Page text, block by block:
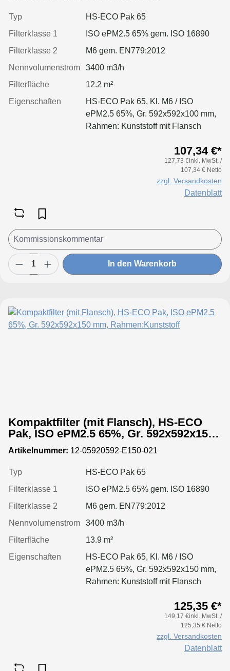
Typ
HS-ECO Pak 65
Filterklasse 1
ISO ePM2.5 65% gem. ISO 16890
Filterklasse 2
M6 gem. EN779:2012
Nennvolumenstrom
3400 m3/h
Filterfläche
12.2 m²
Eigenschaften
HS-ECO Pak 65, Kl. M6 / ISO
ePM2.5 65%, Gr. 592x592x100 mm,
Rahmen: Kunststoff mit Flansch
107,34 €*
127,73 €inkl. MwSt. /
107,34 € Netto
zzgl. Versandkosten
Datenblatt
In den Warenkorb
Kompaktfilter (mit Flansch), HS-ECO
Pak, ISO ePM2.5 65%, Gr. 592x592x150
mm, Rahmen:Kunststoff
Artikelnummer: 12-05920592-E150-021
Typ
HS-ECO Pak 65
Filterklasse 1
ISO ePM2.5 65% gem. ISO 16890
Filterklasse 2
M6 gem. EN779:2012
Nennvolumenstrom
3400 m3/h
Filterfläche
13.9 m²
Eigenschaften
HS-ECO Pak 65, Kl. M6 / ISO
ePM2.5 65%, Gr. 592x592x150 mm,
Rahmen: Kunststoff mit Flansch
125,35 €*
149,17 €inkl. MwSt. /
125,35 € Netto
zzgl. Versandkosten
Datenblatt